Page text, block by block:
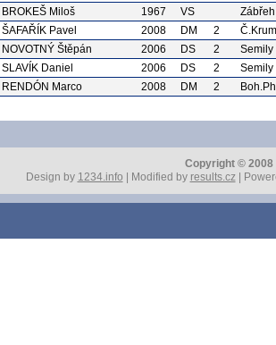
BROKEŠ Miloš 1967 VS
Zábřeh
ŠAFAŘÍK Pavel 2008 DM 2
NOVOTNÝ Štěpán 2006 DS 2
Semily
SLAVÍK Daniel 2006 DS 2
Semily
RENDÓN Marco 2008 DM 2
Copyright ©
Design by 1234.info | Modified by results.cz|